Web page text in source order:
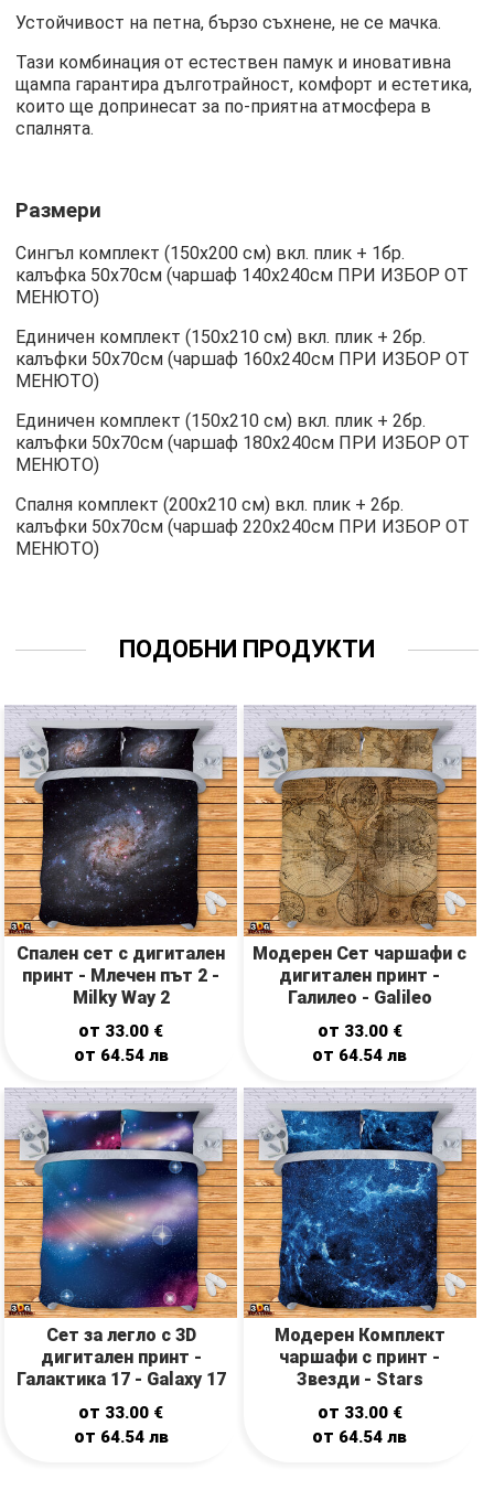
Устойчивост на петна, бързо съхнене, не се мачка.
Тази комбинация от естествен памук и иновативна
щампа гарантира дълготрайност, комфорт и естетика,
които ще допринесат за по-приятна атмосфера в
спалнята.
Размери
Сингъл комплект (150х200 см) вкл. плик + 1бр.
калъфка 50х70см (чаршаф 140х240см ПРИ ИЗБОР ОТ
МЕНЮТО)
Единичен комплект (150х210 см) вкл. плик + 2бр.
калъфки 50х70см (чаршаф 160х240см ПРИ ИЗБОР ОТ
МЕНЮТО)
Единичен комплект (150х210 см) вкл. плик + 2бр.
калъфки 50х70см (чаршаф 180х240см ПРИ ИЗБОР ОТ
МЕНЮТО)
Спалня комплект (200х210 см) вкл. плик + 2бр.
калъфки 50х70см (чаршаф 220х240см ПРИ ИЗБОР ОТ
МЕНЮТО)
ПОДОБНИ ПРОДУКТИ
Спален сет с дигитален
принт - Млечен път 2 -
Milky Way 2
от 33.00 €
от 64.54 лв
Модерен Сет чаршафи с
дигитален принт -
Галилео - Galileo
от 33.00 €
от 64.54лв
Сет за легло с 3D
дигитален принт -
Галактика 17 - Galaxy 17
от 33.00 €
от 64.54 лв
Модерен Комплект
чаршафи с принт -
Звезди - Stars
от 33.00 €
от 64.54лв